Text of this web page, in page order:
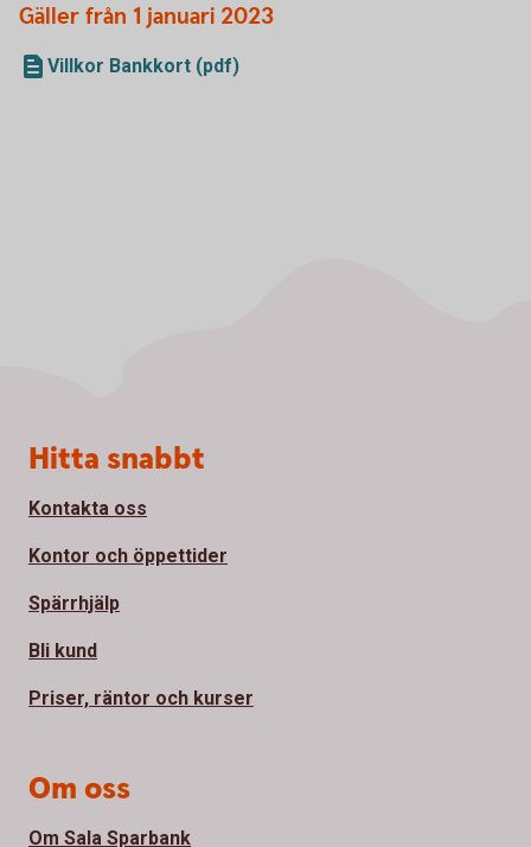
Gäller från 1 januari 2023
Villkor Bankkort (pdf)
Sidfot
Hitta snabbt
Kontakta oss
Kontor och öppettider
Spärrhjälp
Bli kund
Priser, räntor och kurser
Om oss
Om Sala Sparbank